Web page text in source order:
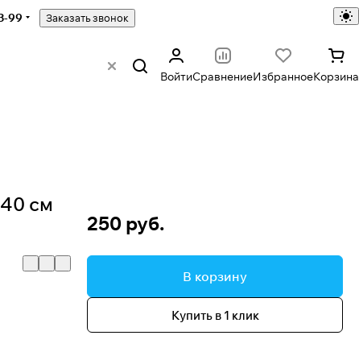
99 Заказать звонок
ВойтиСравнениеИзбранноеКорзина
см
250 руб.
В корзину
Купить в 1 клик